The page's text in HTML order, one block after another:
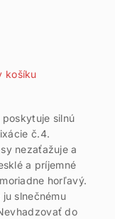
7 hodín
košíku
silnú
č.4.
nezaťažuje a
a príjemné
horľavý.
slnečnému
do